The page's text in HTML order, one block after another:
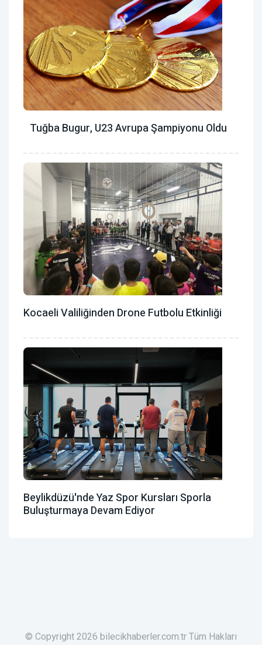
Tuğba Bugur, U23 Avrupa Şampiyonu Oldu
Kocaeli Valiliğinden Drone Futbolu Etkinliği
Beylikdüzü'nde Yaz Spor Kursları Sporla
Buluşturmaya Devam Ediyor
© Copyright 2026 bilecikhaberler.com.tr Tüm Hakları